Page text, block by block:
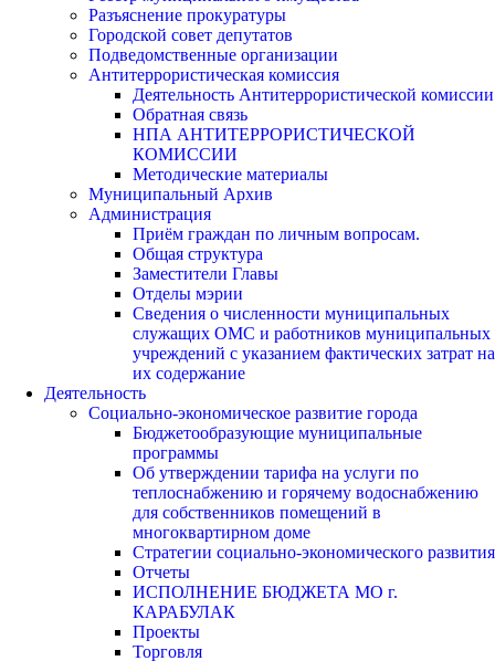
Разъяснение прокуратуры
Городской совет депутатов
Подведомственные организации
Антитеррористическая комиссия
Деятельность Антитеррористической комиссии
Обратная связь
НПА АНТИТЕРРОРИСТИЧЕСКОЙ
КОМИССИИ
Методические материалы
Муниципальный Архив
Администрация
Приём граждан по личным вопросам.
Общая структура
Заместители Главы
Отделы мэрии
Сведения о численности муниципальных
служащих ОМС и работников муниципальных
учреждений с указанием фактических затрат на
их содержание
Деятельность
Социально-экономическое развитие города
Бюджетообразующие муниципальные
программы
Об утверждении тарифа на услуги по
теплоснабжению и горячему водоснабжению
для собственников помещений в
многоквартирном доме
Стратегии социально-экономического развития
Отчеты
ИСПОЛНЕНИЕ БЮДЖЕТА МО г.
КАРАБУЛАК
Проекты
Торговля